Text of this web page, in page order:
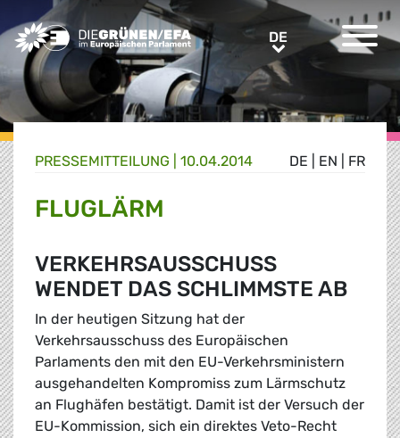
Greens/EFA Home DEDE
DE EN FR
PRESSE­MITTEILUNG 10.04.2014
FLUGLÄRM
VERKEHRSAUSSCHUSS
WENDET DAS SCHLIMMSTE AB
In der heutigen Sitzung hat der
Verkehrsausschuss des Europäischen
Parlaments den mit den EU-Verkehrsministern
ausgehandelten Kompromiss zum Lärmschutz
an Flughäfen bestätigt. Damit ist der Versuch der
EU-Kommission, sich ein direktes Veto-Recht